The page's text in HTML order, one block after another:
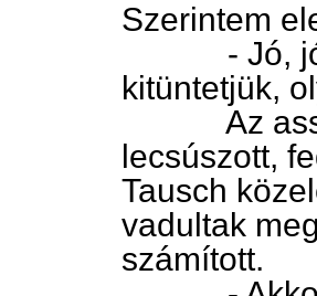
Szerintem
- Jó, jó –
kitüntetjük,
Az
lecsúszott,
Tausch
vadultak
számított.